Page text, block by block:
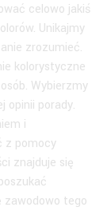
celowo jakiś
Unikajmy
zrozumieć.
kolorystyczne
Wybierzmy
opinii porady.
i
z pomocy
znajduje się
zawodowo tego